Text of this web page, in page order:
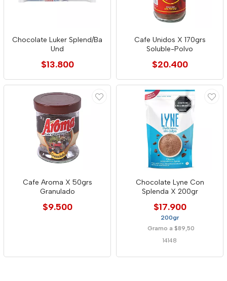
Chocolate Luker Splend/Ba
Und
$13.800
Cafe Unidos X 170grs
Soluble-Polvo
$20.400
Cafe Aroma X 50grs
Granulado
$9.500
Chocolate Lyne Con
Splenda X 200gr
$17.900
200gr
Gramo a $89,50
14148